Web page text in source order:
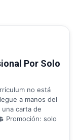
Por Solo
no está
a manos del
carta de
Promoción: solo